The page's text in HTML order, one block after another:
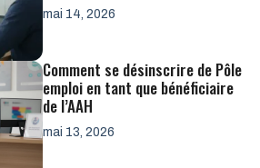
mai 14, 2026
Comment se désinscrire de Pôle
emploi en tant que bénéficiaire
de l’AAH
mai 13, 2026